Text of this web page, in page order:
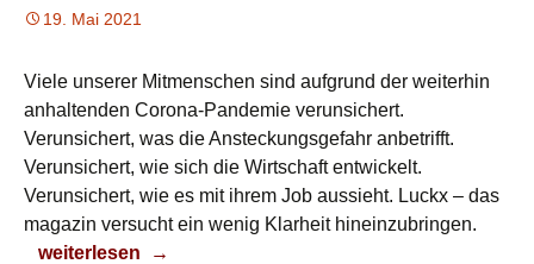
19. Mai 2021
Viele unserer Mitmenschen sind aufgrund der weiterhin
anhaltenden Corona-Pandemie verunsichert.
Verunsichert, was die Ansteckungsgefahr anbetrifft.
Verunsichert, wie sich die Wirtschaft entwickelt.
Verunsichert, wie es mit ihrem Job aussieht. Luckx – das
magazin versucht ein wenig Klarheit hineinzubringen.
Wo geht die wirtschaftliche Entwicklung hin?
weiterlesen →